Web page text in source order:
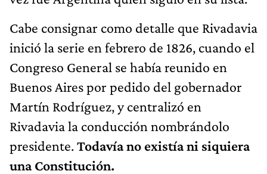
Cabe consignar como detalle que Rivadavia
inició la serie en febrero de 1826, cuando el
Congreso General se había reunido en
Buenos Aires por pedido del gobernador
Martín Rodríguez, y centralizó en
Rivadavia la conducción nombrándolo
presidente.Todavía no existía ni siquiera
una Constitución.